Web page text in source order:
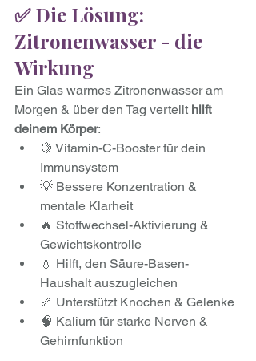
✅ Die Lösung:
Zitronenwasser - die
Wirkung
Ein Glas warmes Zitronenwasser am
Morgen & über den Tag verteilt hilft
deinem Körper:
🍋 Vitamin-C-Booster für dein
Immunsystem
💡 Bessere Konzentration &
mentale Klarheit
🔥 Stoffwechsel-Aktivierung &
Gewichtskontrolle
💧 Hilft, den Säure-Basen-
Haushalt auszugleichen
🦴 Unterstützt Knochen & Gelenke
🧠 Kalium für starke Nerven &
Gehirnfunktion